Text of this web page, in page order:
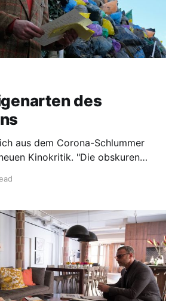
des
aus dem Corona-Schlummer
Kinokritik. "Die obskuren
aus Spanien.